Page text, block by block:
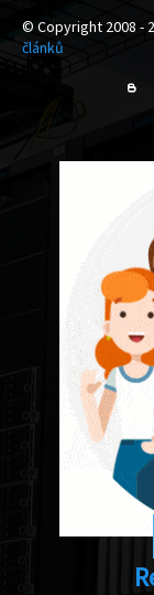
© Copyright 2008 -
článků